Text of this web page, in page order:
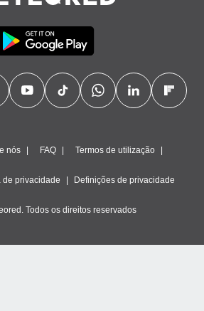
nós FAQ Termos de utilização
de privacidade Definições de privacidade
Todos os direitos reservados